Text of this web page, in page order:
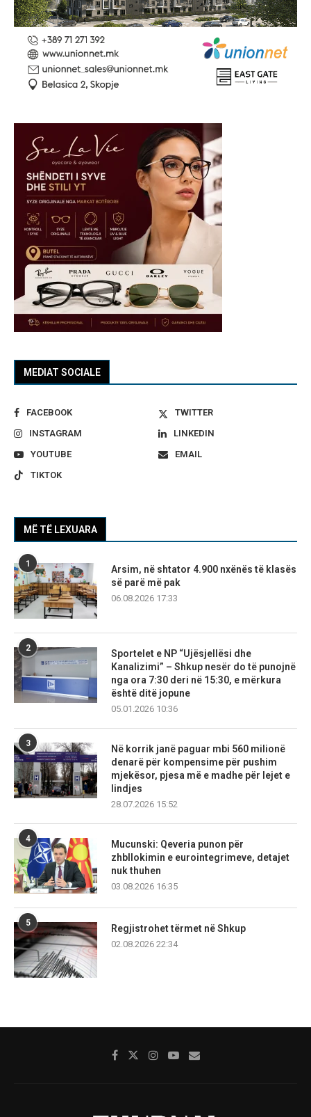
MEDIAT SOCIALE
FACEBOOK
TWITTER
INSTAGRAM
LINKEDIN
YOUTUBE
EMAIL
TIKTOK
MË TË LEXUARA
1
Arsim, në shtator 4.900 nxënës të klasës
së parë më pak
06.08.2026 17:33
2
Sportelet e NP “Ujësjellësi dhe
Kanalizimi” – Shkup nesër do të punojnë
nga ora 7:30 deri në 15:30, e mërkura
është ditë jopune
05.01.2026 10:36
3
Në korrik janë paguar mbi 560 milionë
denarë për kompensime për pushim
mjekësor, pjesa më e madhe për lejet e
lindjes
28.07.2026 15:52
4
Mucunski: Qeveria punon për
zhbllokimin e eurointegrimeve, detajet
nuk thuhen
03.08.2026 16:35
5
Regjistrohet tërmet në Shkup
02.08.2026 22:34